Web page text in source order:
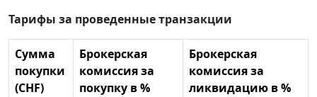
Тарифы за проведенные транзакции
Сумма
покупки
(CHF)
Брокерская
комиссия за
покупку в %
Брокерская
комиссия за
ликвидацию в %